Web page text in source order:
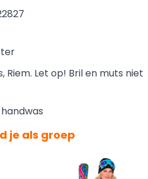
Riem. Let op! Bril en muts niet
je als groep